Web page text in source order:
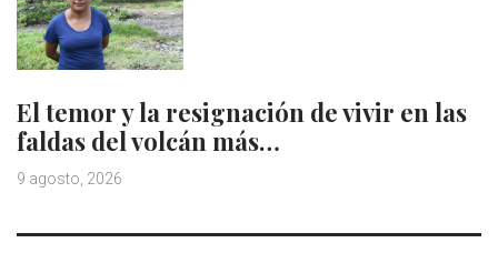
El temor y la resignación de vivir en las
faldas del volcán más…
9 agosto, 2026